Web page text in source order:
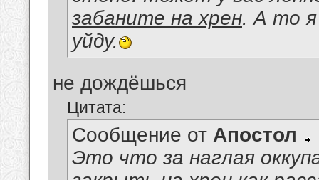
забаните на хрен. А то я
уйду.
не дождёшься
Цитата:
Сообщение от Апостол
Это что за наглая